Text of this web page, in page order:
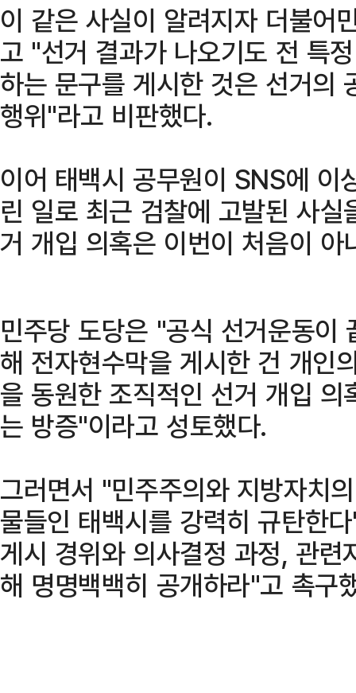
이 같은 사실이 알려지자 더불어
고 "선거 결과가 나오기도 전 특
하는 문구를 게시한 것은 선거의
행위"라고 비판했다.
이어 태백시 공무원이 SNS에 이
린 일로 최근 검찰에 고발된 사
거 개입 의혹은 이번이 처음이 아
민주당 도당은 "공식 선거운동이
해 전자현수막을 게시한 건 개인
을 동원한 조직적인 선거 개입
는 방증"이라고 성토했다.
그러면서 "민주주의와 지방자치
물들인 태백시를 강력히 규탄한
게시 경위와 의사결정 과정, 관
해 명명백백히 공개하라"고 촉구